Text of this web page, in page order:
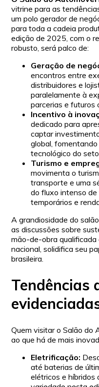
vitrine para as
um polo gerador de
para toda a cadeia
edição de 2025, com o
robusto, será palco de:
Geração de
encontros entre
distribuidores e
paralelamente à
parcerias e futuros
Incentivo à
dedicado para
captar
global,
tecnológico do
Turismo e
movimenta o
transporte e uma
do fluxo intenso
temporários e
A grandiosidade do
as discussões sobre
mão-de-obra
nacional, solidifica seu
brasileira.
Tendências
Quem visitar o Salão do
ao que há de mais
Eletrificação:
até baterias de
elétricos e híbridos